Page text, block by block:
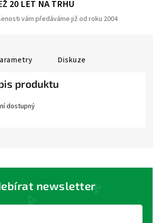
20 LET NA TRHU
vám předáváme již od roku 2004
Diskuze
produktu
dostupný
newsletter